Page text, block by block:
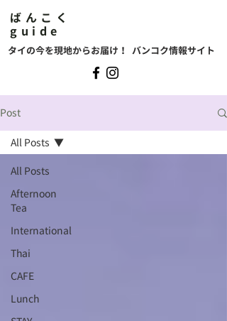
ばんこく
guide
タイの今を現地からお届け！ バンコク情報サイト
Post
All Posts
Afternoon
Tea
International
Thai
CAFE
Lunch
All Posts